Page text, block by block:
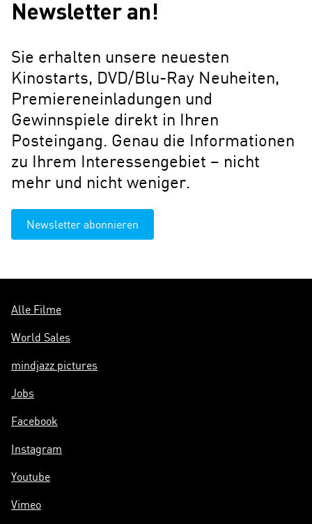
Newsletter an!
Sie erhalten unsere neuesten
Kinostarts, DVD/Blu-Ray Neuheiten,
Premiereneinladungen und
Gewinnspiele direkt in Ihren
Posteingang. Genau die Informationen
zu Ihrem Interessengebiet – nicht
mehr und nicht weniger.
Newsletter abonnieren
Alle Filme
World Sales
mindjazz pictures
Jobs
Facebook
Instagram
Youtube
Vimeo